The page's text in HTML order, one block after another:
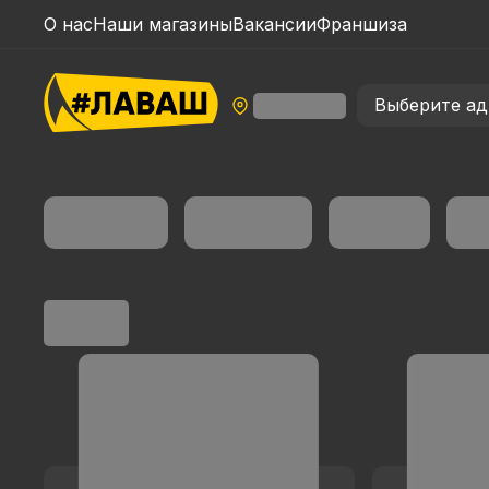
О насНаши магазиныВакансииФраншиза
Выберите